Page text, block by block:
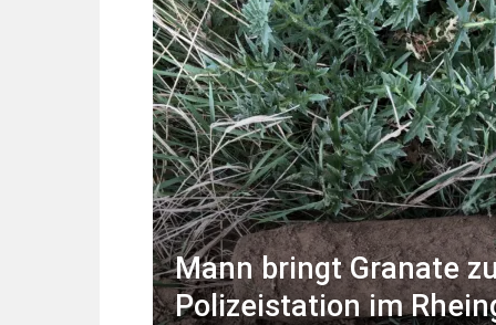
Mann bringt Granate
Polizeistation im